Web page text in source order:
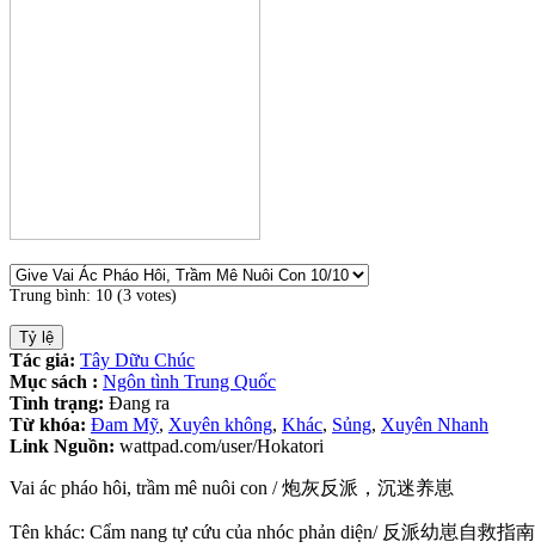
Trung bình: 10 (3 votes)
Tác giả: Tây Dữu Chúc
Mục sách : Ngôn tình Trung Quốc
Tình trạng: Đang ra
Từ khóa: Đam Mỹ, Xuyên không, Khác, Sủng, Xuyên Nhanh
Link Nguồn: wattpad.com/user/Hokatori
Vai ác pháo hôi, trầm mê nuôi con / 炮灰反派，沉迷养崽
Tên khác: Cẩm nang tự cứu của nhóc phản diện/ 反派幼崽自救指南